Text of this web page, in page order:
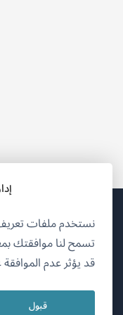
نستخدم ملفات تعريف
تسمح لنا موافقتك
قد يؤثر عدم
قبول